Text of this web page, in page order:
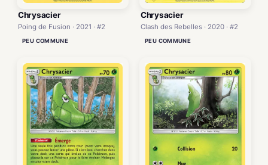
Chrysacier
Poing de Fusion · 2021 · #2
PEU COMMUNE
Chrysacier
Clash des Rebelles · 2020 · #2
PEU COMMUNE